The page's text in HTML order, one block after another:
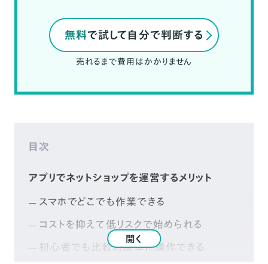
無料で試して自分で判断する
売れるまで費用はかかりません
目次
アプリでネットショップを運営するメリット
スマホでどこでも作業できる
コストを抑えて低リスクで始められる
初心者でも比較的簡単に操作できる
開く